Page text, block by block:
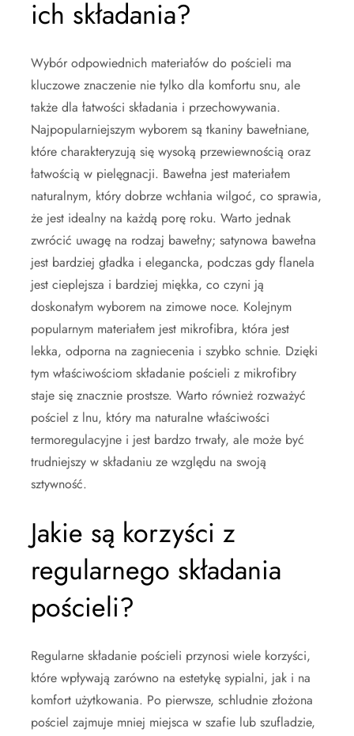
ich składania?
Wybór odpowiednich materiałów do pościeli ma
kluczowe znaczenie nie tylko dla komfortu snu, ale
także dla łatwości składania i przechowywania.
Najpopularniejszym wyborem są tkaniny bawełniane,
które charakteryzują się wysoką przewiewnością oraz
łatwością w pielęgnacji. Bawełna jest materiałem
naturalnym, który dobrze wchłania wilgoć, co sprawia,
że jest idealny na każdą porę roku. Warto jednak
zwrócić uwagę na rodzaj bawełny; satynowa bawełna
jest bardziej gładka i elegancka, podczas gdy flanela
jest cieplejsza i bardziej miękka, co czyni ją
doskonałym wyborem na zimowe noce. Kolejnym
popularnym materiałem jest mikrofibra, która jest
lekka, odporna na zagniecenia i szybko schnie. Dzięki
tym właściwościom składanie pościeli z mikrofibry
staje się znacznie prostsze. Warto również rozważyć
pościel z lnu, który ma naturalne właściwości
termoregulacyjne i jest bardzo trwały, ale może być
trudniejszy w składaniu ze względu na swoją
sztywność.
Jakie są korzyści z
regularnego składania
pościeli?
Regularne składanie pościeli przynosi wiele korzyści,
które wpływają zarówno na estetykę sypialni, jak i na
komfort użytkowania. Po pierwsze, schludnie złożona
pościel zajmuje mniej miejsca w szafie lub szufladzie,